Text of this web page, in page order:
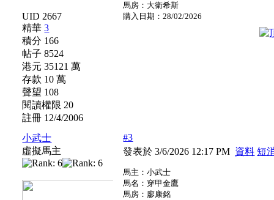
UID 2667
精華3
積分 166
帖子 8524
港元 35121 萬
存款 10 萬
聲望 108
閱讀權限 20
註冊 12/4/2006
馬房：大衛希斯
購入日期：28/02/2026
小武士
虛擬馬主
#3
發表於 3/6/2026 12:17 PM 資料 短
馬主：小武士
馬名：穿甲金鷹
馬房：廖康銘